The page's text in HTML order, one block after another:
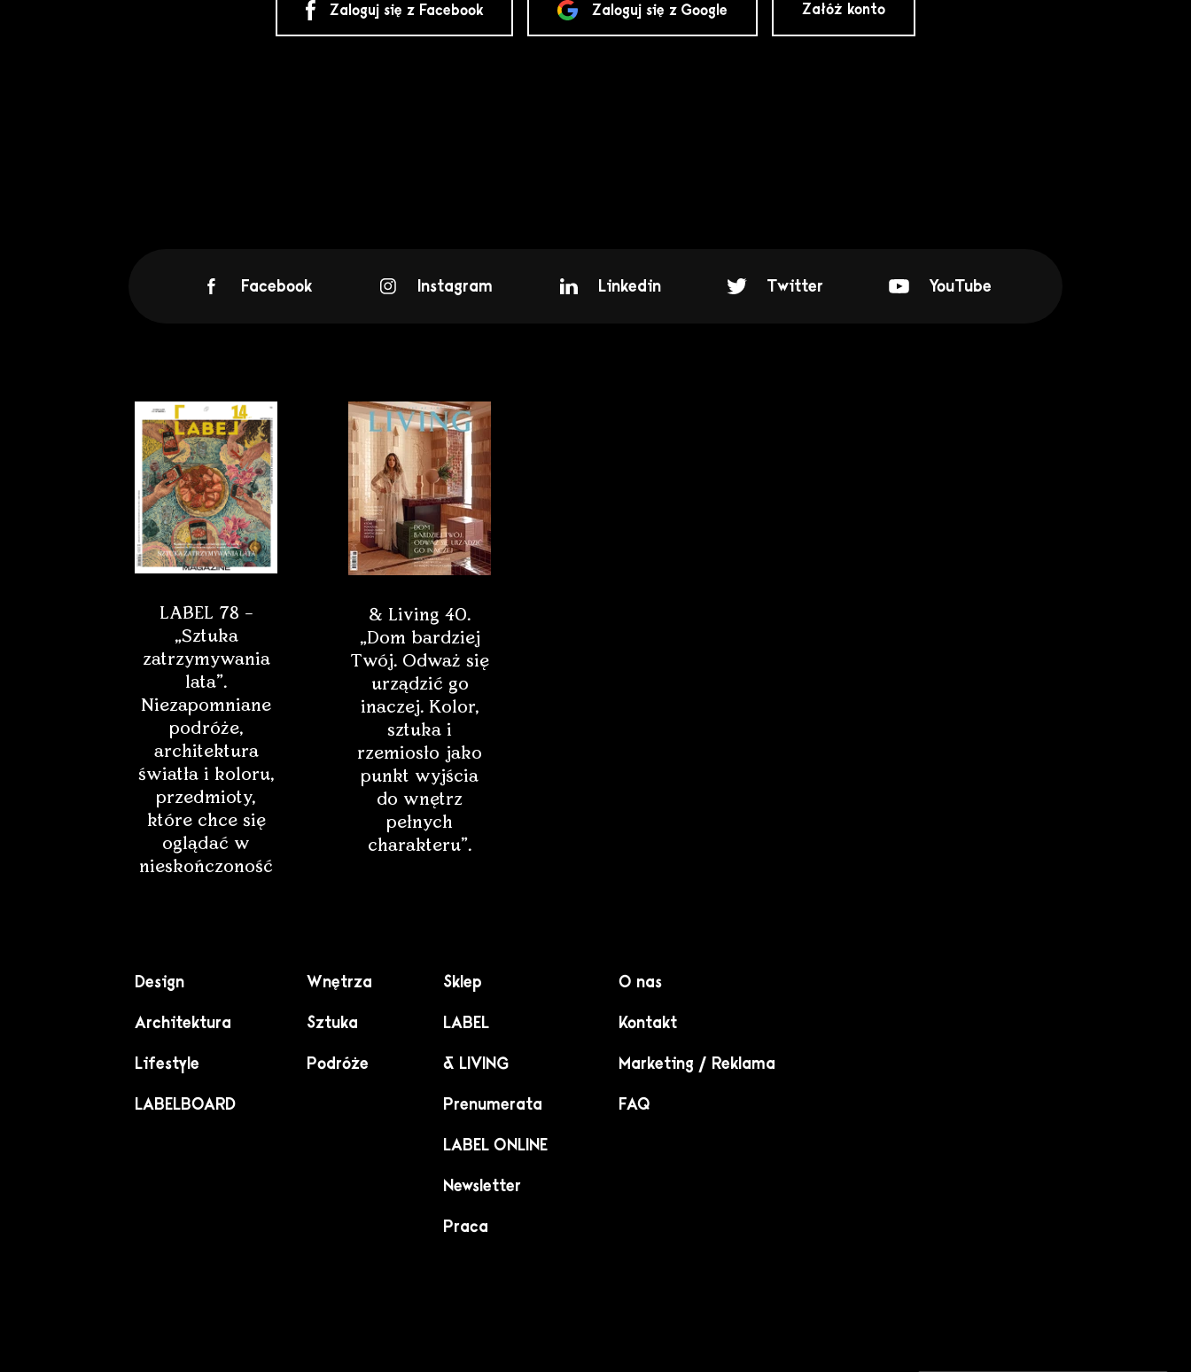
Zaloguj się z Facebook Zaloguj się z Google Załóż konto
Facebook Instagram Linkedin Twitter YouTube
LABEL 78 –
„Sztuka
zatrzymywania
lata”.
Niezapomniane
podróże,
architektura
światła i koloru,
przedmioty,
które chce się
oglądać w
nieskończoność
& Living 40.
„Dom bardziej
Twój. Odważ się
urządzić go
inaczej. Kolor,
sztuka i
rzemiosło jako
punkt wyjścia
do wnętrz
pełnych
charakteru”.
Design Wnętrza
Architektura Sztuka
Lifestyle Podróże
LABELBOARD
Sklep
LABEL
& LIVING
Prenumerata
LABEL ONLINE
Newsletter
Praca
O nas
Kontakt
Marketing / Reklama
FAQ